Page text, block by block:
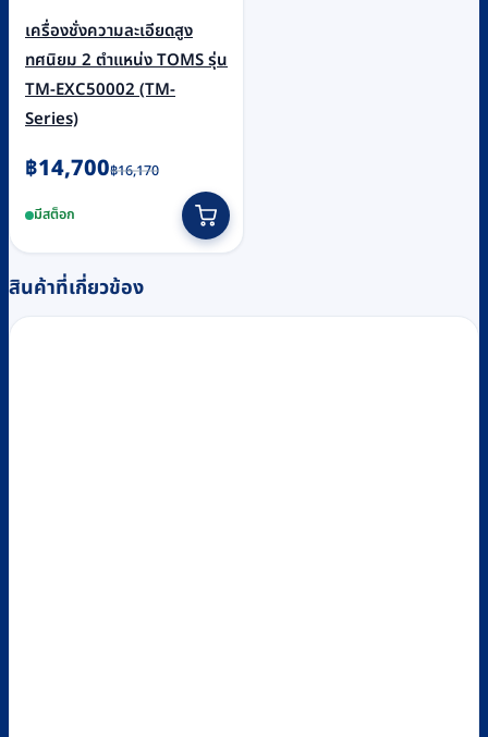
เครื่องชั่งความละเอียดสูง
ทศนิยม 2 ตำแหน่ง TOMS รุ่น
TM-EXC50002 (TM-
Series)
฿16,170
Original
was:
฿16,170.
฿14,700
Current
is:
฿14,700.
มีสต็อก
สินค้าที่เกี่ยวข้อง